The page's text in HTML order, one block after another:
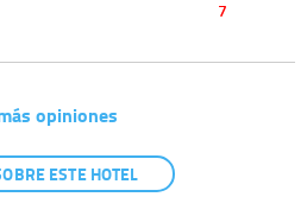
7
opiniones
ESTE HOTEL